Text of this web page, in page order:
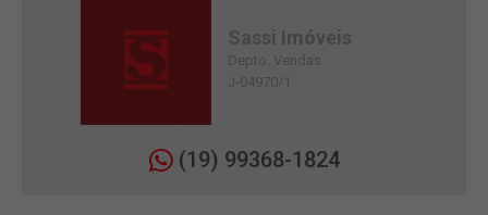
Sassi Imóveis
Depto. Vendas
J-04970/1
(19) 99368-1824